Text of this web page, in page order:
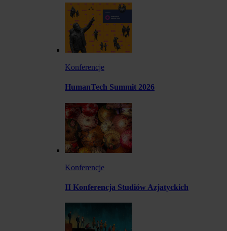
Konferencje
HumanTech Summit 2026
Konferencje
II Konferencja Studiów Azjatyckich